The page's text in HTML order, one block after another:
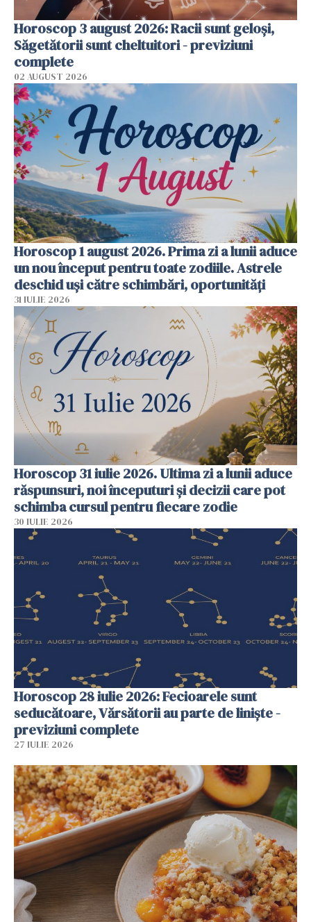
Horoscop 3 august 2026: Racii sunt geloși,
Săgetătorii sunt cheltuitori - previziuni
complete
02 AUGUST 2026
Horoscop 1 august 2026. Prima zi a lunii aduce
un nou început pentru toate zodiile. Astrele
deschid uși către schimbări, oportunități
31 IULIE 2026
Horoscop 31 iulie 2026. Ultima zi a lunii aduce
răspunsuri, noi începuturi și decizii care pot
schimba cursul pentru fiecare zodie
30 IULIE 2026
Horoscop 28 iulie 2026: Fecioarele sunt
seducătoare, Vărsătorii au parte de liniște -
previziuni complete
27 IULIE 2026